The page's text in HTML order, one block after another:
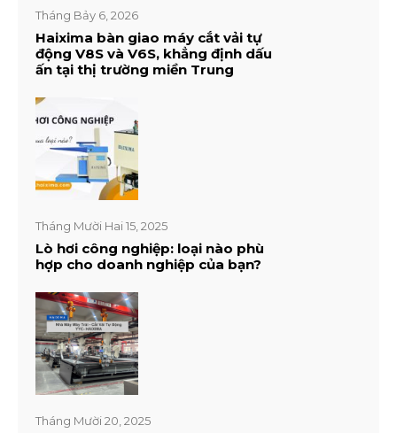
Tháng Bảy 6, 2026
Haixima bàn giao máy cắt vải tự
động V8S và V6S, khẳng định dấu
ấn tại thị trường miền Trung
Tháng Mười Hai 15, 2025
Lò hơi công nghiệp: loại nào phù
hợp cho doanh nghiệp của bạn?
Tháng Mười 20, 2025